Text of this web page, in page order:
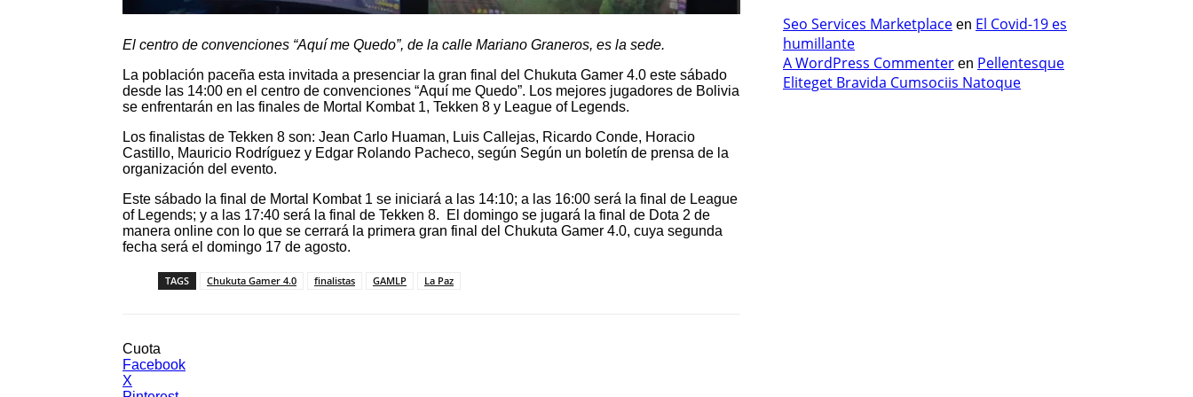
El centro de convenciones “Aquí me Quedo”, de la calle Mariano Graneros, es la sede.
La población paceña esta invitada a presenciar la gran final del Chukuta Gamer 4.0 este sábado
desde las 14:00 en el centro de convenciones “Aquí me Quedo”. Los mejores jugadores de Bolivia
se enfrentarán en las finales de Mortal Kombat 1, Tekken 8 y League of Legends.
Los finalistas de Tekken 8 son: Jean Carlo Huaman, Luis Callejas, Ricardo Conde, Horacio
Castillo, Mauricio Rodríguez y Edgar Rolando Pacheco, según Según un boletín de prensa de la
organización del evento.
Este sábado la final de Mortal Kombat 1 se iniciará a las 14:10; a las 16:00 será la final de League
of Legends; y a las 17:40 será la final de Tekken 8. El domingo se jugará la final de Dota 2 de
manera online con lo que se cerrará la primera gran final del Chukuta Gamer 4.0, cuya segunda
fecha será el domingo 17 de agosto.
TAGS Chukuta Gamer 4.0 finalistas GAMLP La Paz
Cuota
Facebook
X
Seo Services Marketplace en El Covid-19 es
humillante
A WordPress Commenter en Pellentesque
Eliteget Bravida Cumsociis Natoque